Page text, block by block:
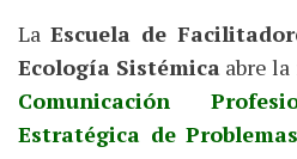
La Escuela de
Ecología Sistémica abre
Comunicación
Estratégica de Problemas